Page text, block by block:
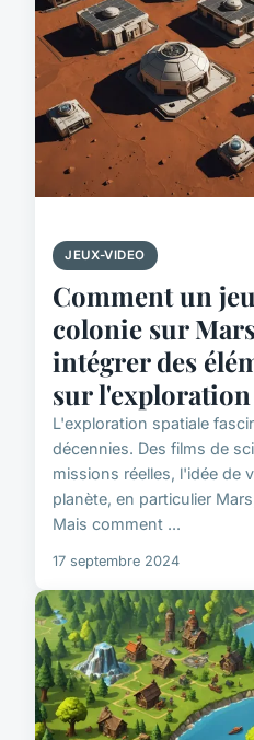
JEUX-VIDEO
Comment un
colonie sur
intégrer des
sur l'exploration
L'exploration spatiale
décennies. Des films de
missions réelles, l'idée de
planète, en particulier
Mais comment ...
17 septembre 2024